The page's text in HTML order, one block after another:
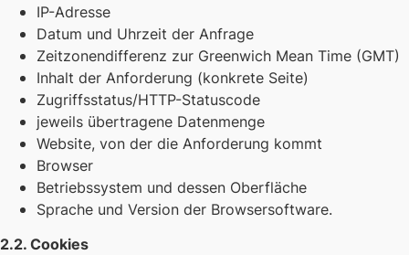
IP-Adresse
Datum und Uhrzeit der Anfrage
Zeitzonendifferenz zur Greenwich Mean Time (GMT)
Inhalt der Anforderung (konkrete Seite)
Zugriffsstatus/HTTP-Statuscode
jeweils übertragene Datenmenge
Website, von der die Anforderung kommt
Browser
Betriebssystem und dessen Oberfläche
Sprache und Version der Browsersoftware.
2.2. Cookies